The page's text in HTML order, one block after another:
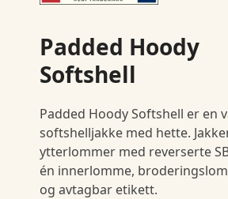
Padded Hoody
Softshell
Padded Hoody Softshell er en
softshelljakke med hette.
ytterlommer med reverserte
én innerlomme,
og avtagbar etikett.